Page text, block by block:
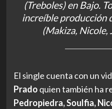
(Treboles) en Bajo.
increíble producción
(Makiza, Nicole,
El single cuenta con un
Prado quien también ha
Pedropiedra, Soulfia,